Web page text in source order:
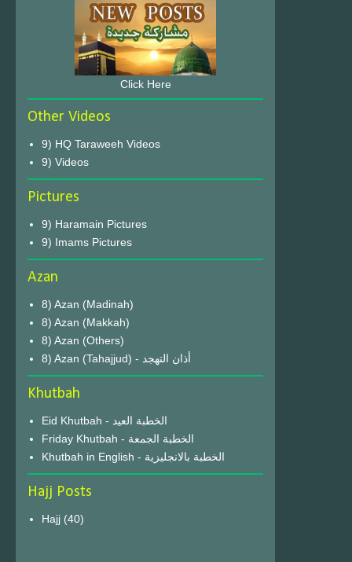
Click Here
Other Videos
9) HQ Taraweeh Videos
9) Videos
Pictures
9) Haramain Pictures
9) Imams Pictures
Azan
8) Azan (Madinah)
8) Azan (Makkah)
8) Azan (Others)
8) Azan (Tahajjud) - أذان التهجد
Khutbah
Eid Khutbah - الخطبة العيد
Friday Khutbah - الخطبة الجمعة
Khutbah in English - الخطبة بالانجليزية
Hajj Posts
Hajj (40)